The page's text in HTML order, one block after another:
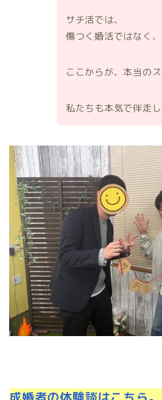
サチ活では、
傷つく婚活ではなく
ここからが、本当のス
私たちも本気で伴走し